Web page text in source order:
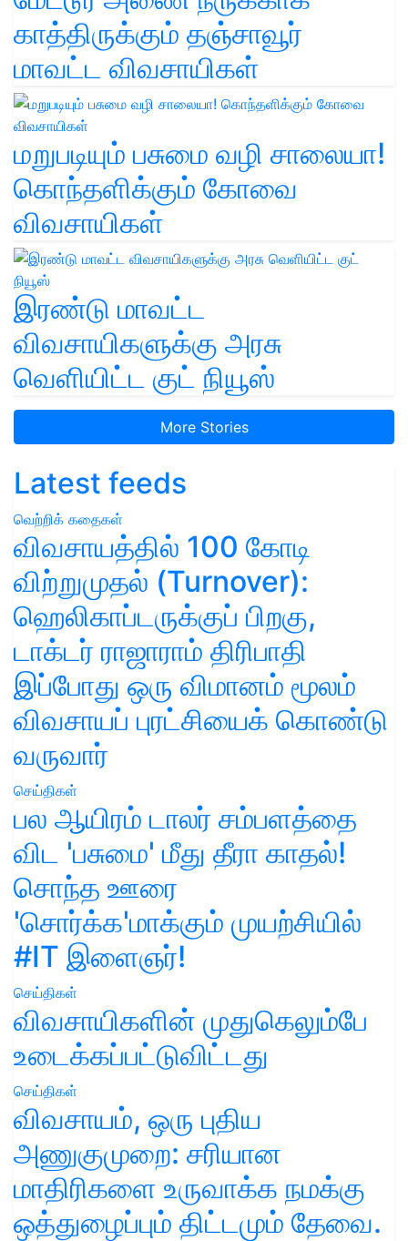
காத்திருக்கும் தஞ்சாவூர்
மாவட்ட விவசாயிகள்
மறுபடியும் பசுமை வழி சாலையா!
கொந்தளிக்கும் கோவை
விவசாயிகள்
இரண்டு மாவட்ட
விவசாயிகளுக்கு அரசு
வெளியிட்ட குட் நியூஸ்
More Stories
Latest feeds
வெற்றிக் கதைகள்
விவசாயத்தில் 100 கோடி
விற்றுமுதல் (Turnover):
ஹெலிகாப்டருக்குப் பிறகு,
டாக்டர் ராஜாராம் திரிபாதி
இப்போது ஒரு விமானம் மூலம்
விவசாயப் புரட்சியைக் கொண்டு
வருவார்
செய்திகள்
பல ஆயிரம் டாலர் சம்பளத்தை
விட 'பசுமை' மீது தீரா காதல்!
சொந்த ஊரை
'சொர்க்க'மாக்கும் முயற்சியில்
#IT இளைஞர்!
செய்திகள்
விவசாயிகளின் முதுகெலும்பே
உடைக்கப்பட்டுவிட்டது
செய்திகள்
விவசாயம், ஒரு புதிய
அணுகுமுறை: சரியான
மாதிரிகளை உருவாக்க நமக்கு
ஒத்துழைப்பும் திட்டமும் தேவை.